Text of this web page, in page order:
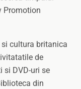
Promotion
cultura britanica
de
si DVD-uri se
din